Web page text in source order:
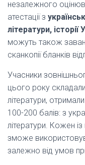
незалежного
атестації з
літератури, історії
можуть також
сканкопії бланків
Учасники
цього року
літератури,
100-200 балів: з
літератури. Кожен
зможе
залежно від умов